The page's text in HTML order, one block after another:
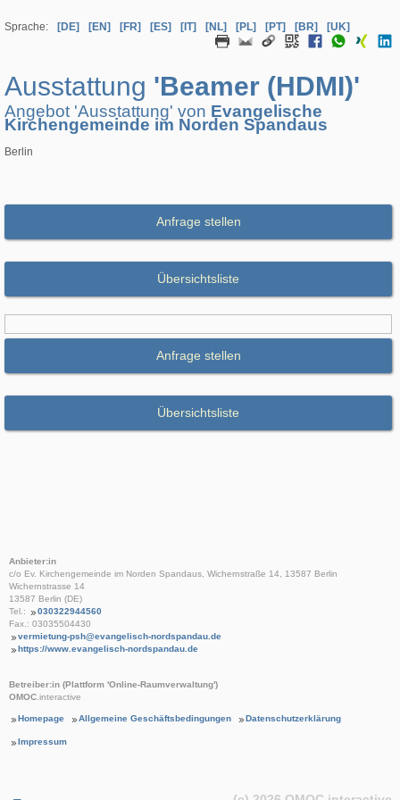
Sprache: [DE] [EN] [FR] [ES] [IT] [NL] [PL] [PT] [BR] [UK]
Ausstattung 'Beamer (HDMI)'
Angebot 'Ausstattung' von Evangelische
Kirchengemeinde im Norden Spandaus
Berlin
Anfrage stellen
Übersichtsliste
Anfrage stellen
Übersichtsliste
Anbieter:in
c/o Ev. Kirchengemeinde im Norden Spandaus, Wichernstraße 14, 13587 Berlin
Wichernstrasse 14
13587 Berlin (DE)
Tel.:
030322944560
Fax.: 03035504430
vermietung-psh@evangelisch-nordspandau.de
https://www.evangelisch-nordspandau.de
Betreiber:in (Plattform 'Online-Raumverwaltung')
OMOC.interactive
Homepage Allgemeine Geschäftsbedingungen Datenschutzerklärung
Impressum